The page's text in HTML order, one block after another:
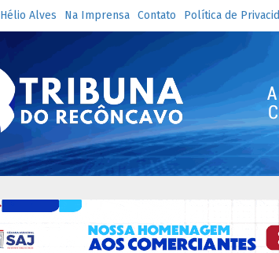
Hélio Alves Na Imprensa Contato Política de